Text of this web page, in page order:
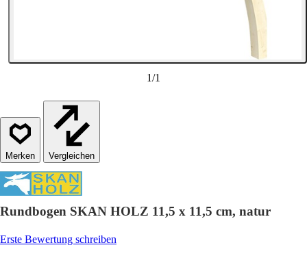
1/1
Vergleichen
Rundbogen SKAN HOLZ 11,5 x 11,5 cm, natur
Erste Bewertung schreiben